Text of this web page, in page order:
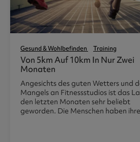
Gesund & Wohlbefinden Training
Von 5km Auf 10km In Nur Zwei
Monaten
Angesichts des guten Wetters und
Mangels an Fitnessstudios ist das
den letzten Monaten sehr beliebt
geworden. Die Menschen haben